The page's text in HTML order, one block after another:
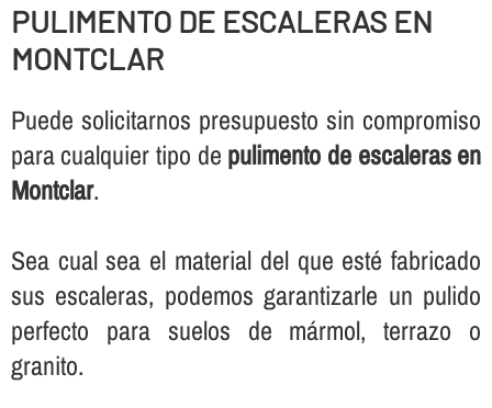
PULIMENTO DE ESCALERAS EN
MONTCLAR
Puede solicitarnos presupuesto sin compromiso
para cualquier tipo de pulimento de escaleras en
Montclar.
Sea cual sea el material del que esté fabricado
sus escaleras, podemos garantizarle un pulido
perfecto para suelos de mármol, terrazo o
granito.